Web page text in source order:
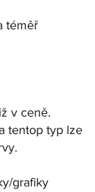
téměř
v ceně.
tentop typ lze
grafiky